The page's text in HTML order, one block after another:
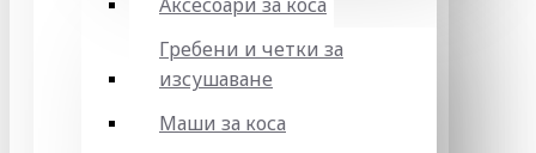
Гребени и четки за
изсушаване
Маши за коса